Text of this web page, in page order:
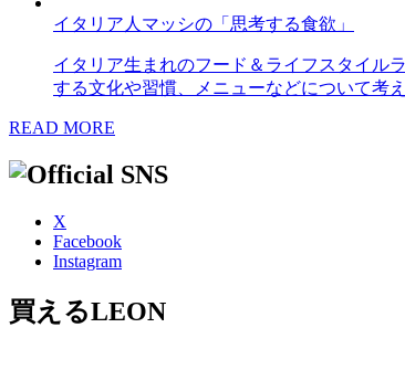
イタリア人マッシの「思考する食欲」
イタリア生まれのフード＆ライフスタイル
する文化や習慣、メニューなどについて考
READ MORE
X
Facebook
Instagram
買えるLEON